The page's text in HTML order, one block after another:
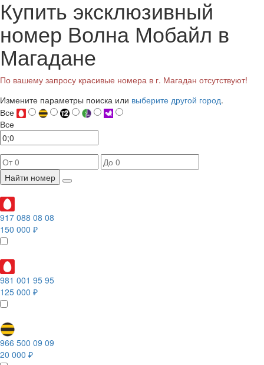
Купить эксклюзивный
номер Волна Мобайл в
Магадане
По вашему запросу красивые номера в г. Магадан отсутствуют!
Измените параметры поиска или выберите другой город.
Все
Все
Найти номер
917 088 08 08
150 000 ₽
981 001 95 95
125 000 ₽
966 500 09 09
20 000 ₽